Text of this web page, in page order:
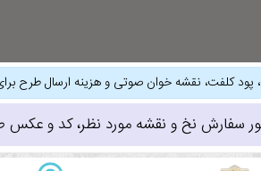
پود کلفت، نقشه خوان صوتی و هزینه ارسال طرح
سفارش نخ و نقشه مورد نظر، کد و عکس